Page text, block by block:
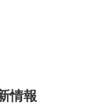
情報